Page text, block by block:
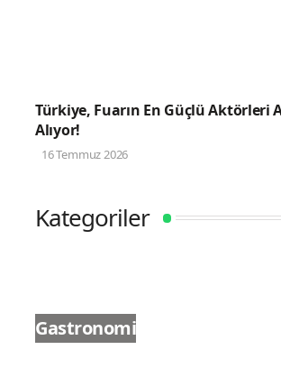
Türkiye, Fuarın En Güçlü Aktörleri
Alıyor!
16 Temmuz 2026
Kategoriler
Gastronomi